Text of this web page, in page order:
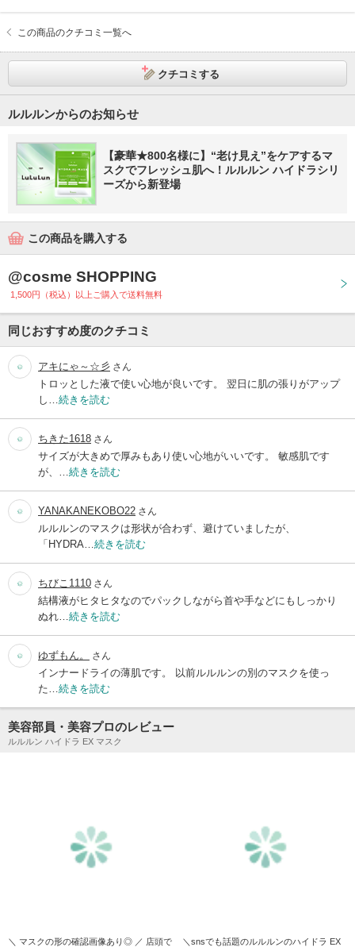
この商品のクチコミ一覧へ
クチコミする
ルルルンからのお知らせ
【豪華★800名様に】“老け見え”をケアするマ
スクでフレッシュ肌へ！ルルルン ハイドラシリ
ーズから新登場
この商品を購入する
@cosme SHOPPING
1,500円（税込）以上ご購入で送料無料
同じおすすめ度のクチコミ
アキにゃ～☆彡 さん
トロッとした液で使い心地が良いです。 翌日に肌の張りがアップ
し… 続きを読む
ちきた1618 さん
サイズが大きめで厚みもあり使い心地がいいです。 敏感肌です
が、… 続きを読む
YANAKANEKOBO22 さん
ルルルンのマスクは形状が合わず、避けていましたが、
「HYDRA… 続きを読む
ちびこ1110 さん
結構液がヒタヒタなのでパックしながら首や手などにもしっかり
ぬれ… 続きを読む
ゆずもん。 さん
インナードライの薄肌です。 以前ルルルンの別のマスクを使っ
た… 続きを読む
美容部員・美容プロのレビュー
ルルルン ハイドラ EX マスク
＼ マスクの形の確認画像あり◎ ／ 店頭で
＼snsでも話題のルルルンのハイドラ EX